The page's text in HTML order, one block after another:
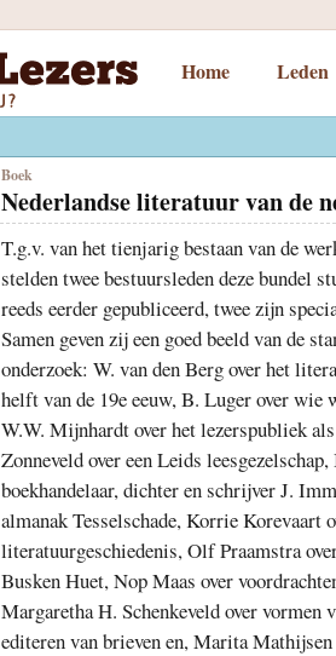
Home Leden
Boek
Nederlandse literatuur van de
T.g.v. van het tienjarig bestaan van de
stelden twee bestuursleden deze bundel
reeds eerder gepubliceerd, twee zijn
Samen geven zij een goed beeld van de
onderzoek: W. van den Berg over het
helft van de 19e eeuw, B. Luger over wie
W.W. Mijnhardt over het lezerspubliek
Zonneveld over een Leids
boekhandelaar, dichter en schrijver J.
almanak Tesselschade, Korrie Korevaart
literatuurgeschiedenis, Olf Praamstra
Busken Huet, Nop Maas over
Margaretha H. Schenkeveld over vormen
editeren van brieven en, Marita